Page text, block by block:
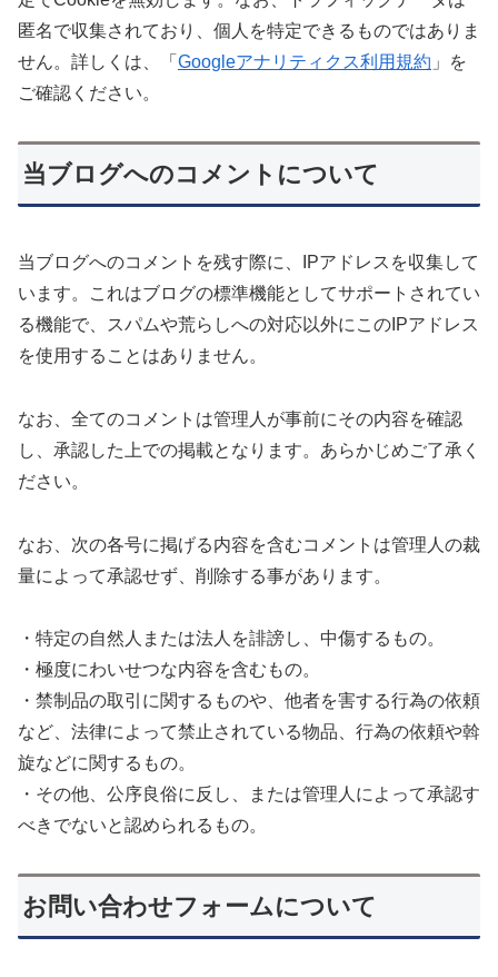
匿名で収集されており、個人を特定できるものではありま
せん。詳しくは、「 Googleアナリティクス利用規約 」を
ご確認ください。
当ブログへのコメントについて
当ブログへのコメントを残す際に、IPアドレスを収集して
います。これはブログの標準機能としてサポートされてい
る機能で、スパムや荒らしへの対応以外にこのIPアドレス
を使用することはありません。
なお、全てのコメントは管理人が事前にその内容を確認
し、承認した上での掲載となります。あらかじめご了承く
ださい。
なお、次の各号に掲げる内容を含むコメントは管理人の裁
量によって承認せず、削除する事があります。
・特定の自然人または法人を誹謗し、中傷するもの。
・極度にわいせつな内容を含むもの。
・禁制品の取引に関するものや、他者を害する行為の依頼
など、法律によって禁止されている物品、行為の依頼や斡
旋などに関するもの。
・その他、公序良俗に反し、または管理人によって承認す
べきでないと認められるもの。
お問い合わせフォームについて